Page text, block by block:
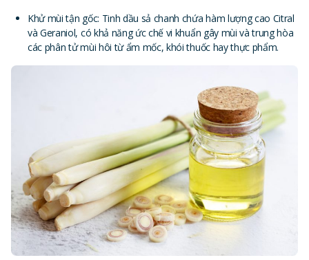
Khử mùi tận gốc: Tinh dầu sả chanh chứa hàm lượng cao Citral
và Geraniol, có khả năng ức chế vi khuẩn gây mùi và trung hòa
các phân tử mùi hôi từ ẩm mốc, khói thuốc hay thực phẩm.